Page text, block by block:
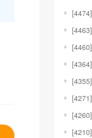
[4474]
[
[4460]
[4364]
[
[
[4260]
[4210]